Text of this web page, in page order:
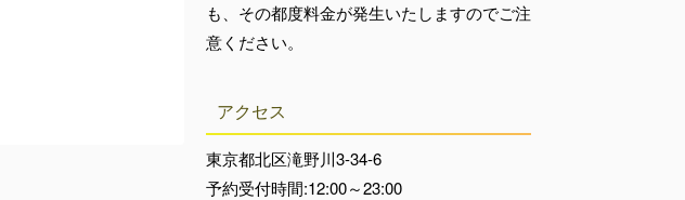
も、その都度料金が発生いたしますのでご注
意ください。
アクセス
東京都北区滝野川3-34-6
予約受付時間:12:00～23:00